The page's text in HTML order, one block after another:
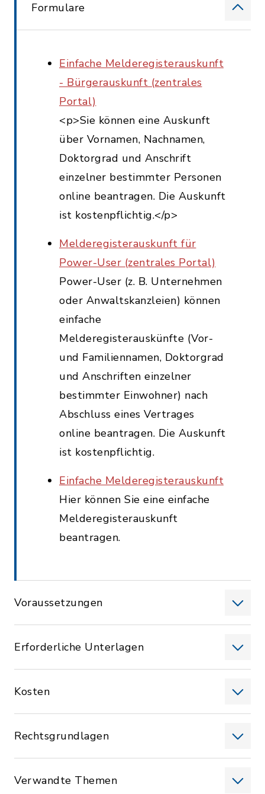
Formulare
Einfache Melderegisterauskunft
- Bürgerauskunft (zentrales
Portal)
<p>Sie können eine Auskunft
über Vornamen, Nachnamen,
Doktorgrad und Anschrift
einzelner bestimmter Personen
online beantragen. Die Auskunft
ist kostenpflichtig.</p>
Melderegisterauskunft für
Power-User (zentrales Portal)
Power-User (z. B. Unternehmen
oder Anwaltskanzleien) können
einfache
Melderegisterauskünfte (Vor-
und Familiennamen, Doktorgrad
und Anschriften einzelner
bestimmter Einwohner) nach
Abschluss eines Vertrages
online beantragen. Die Auskunft
ist kostenpflichtig.
Einfache Melderegisterauskunft
Hier können Sie eine einfache
Melderegisterauskunft
beantragen.
Voraussetzungen
Erforderliche Unterlagen
Kosten
Rechtsgrundlagen
Verwandte Themen